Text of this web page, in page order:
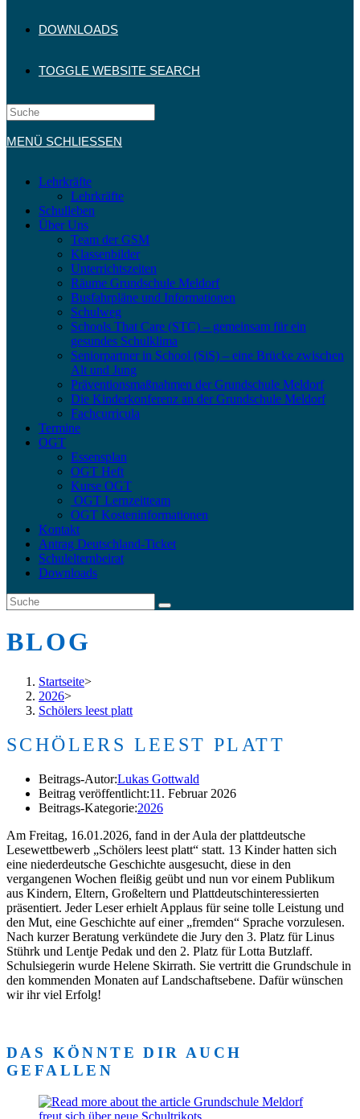
DOWNLOADS
TOGGLE WEBSITE SEARCH
MENÜ SCHLIESSEN
Lehrkräfte
Lehrkräfte
Schulleben
Über Uns
Team der GSM
Klassenbilder
Unterrichtszeiten
Räume Grundschule Meldorf
Busfahrpläne und Informationen
Schulweg
Schools That Care (STC) – gemeinsam für ein
gesundes Schulklima
Seniorpartner in School (SiS) – eine Brücke zwischen
Alt und Jung
Präventionsmaßnahmen der Grundschule Meldorf
Die Kinderkonferenz an der Grundschule Meldorf
Fachcurricula
Termine
OGT
Essensplan
OGT Heft
Kurse OGT
OGT Lernzeitteam
OGT Kosteninformationen
Kontakt
Antrag Deutschland-Ticket
Schulelternbeirat
Downloads
BLOG
Startseite>
2026>
Schölers leest platt
SCHÖLERS LEEST PLATT
Beitrags-Autor:Lukas Gottwald
Beitrag veröffentlicht:11. Februar 2026
Beitrags-Kategorie:2026
Am Freitag, 16.01.2026, fand in der Aula der plattdeutsche
Lesewettbewerb „Schölers leest platt“ statt. 13 Kinder hatten sich
eine niederdeutsche Geschichte ausgesucht, diese in den
vergangenen Wochen fleißig geübt und nun vor einem Publikum
aus Kindern, Eltern, Großeltern und Plattdeutschinteressierten
präsentiert. Jeder Leser erhielt Applaus für seine tolle Leistung und
den Mut, eine Geschichte auf einer „fremden“ Sprache vorzulesen.
Nach kurzer Beratung verkündete die Jury den 3. Platz für Linus
Stührk und Lentje Pedak und den 2. Platz für Lotta Butzlaff.
Schulsiegerin wurde Helene Skirrath. Sie vertritt die Grundschule in
den kommenden Monaten auf Landschaftsebene. Dafür wünschen
wir ihr viel Erfolg!
DAS KÖNNTE DIR AUCH
GEFALLEN